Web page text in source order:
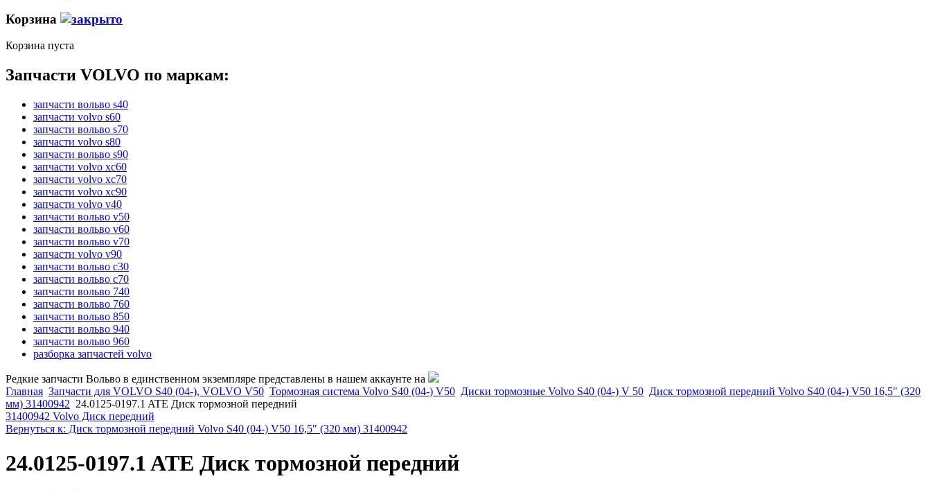
Корзина
Корзина пуста
Запчасти VOLVO по маркам:
запчасти вольво s40
запчасти volvo s60
запчасти вольво s70
запчасти volvo s80
запчасти вольво s90
запчасти volvo xc60
запчасти volvo xc70
запчасти volvo xc90
запчасти volvo v40
запчасти вольво v50
запчасти вольво v60
запчасти вольво v70
запчасти volvo v90
запчасти вольво c30
запчасти вольво c70
запчасти вольво 740
запчасти вольво 760
запчасти вольво 850
запчасти вольво 940
запчасти вольво 960
разборка запчастей volvo
Редкие запчасти Вольво в единственном экземпляре представлены в нашем аккаунте на
Главная Запчасти для VOLVO S40 (04-), VOLVO V50 Тормозная система Volvo S40 (04-) V50 Диски тормозные Volvo S40 (04-) V 50 Диск тормозной передний Volvo S40 (04-) V50 16,5" (320
мм) 31400942 24.0125-0197.1 ATE Диск тормозной передний
31400942 Volvo Диск передний
Вернуться к: Диск тормозной передний Volvo S40 (04-) V50 16,5" (320 мм) 31400942
24.0125-0197.1 ATE Диск тормозной передний